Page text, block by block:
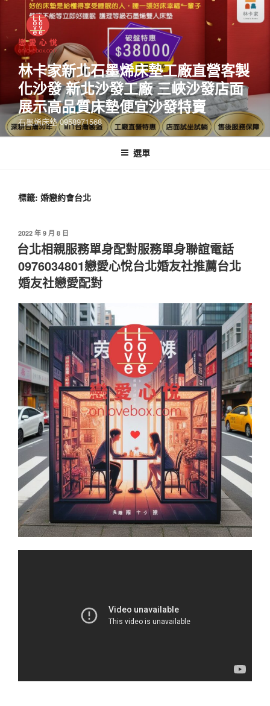
林卡家新北石墨烯床墊工廠直營客製
化沙發 新北沙發工廠 三峽沙發店面
展示高品質床墊便宜沙發特賣
石墨烯床墊 0958971568
選單
標籤: 婚戀約會台北
2022 年 9 月 8 日
台北相親服務單身配對服務單身聯誼電話
0976034801戀愛心悅台北婚友社推薦台北
婚友社戀愛配對